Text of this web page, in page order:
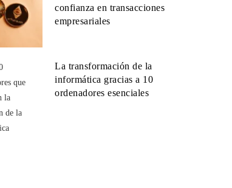
confianza en transacciones
empresariales
La transformación de la
informática gracias a 10
ordenadores esenciales